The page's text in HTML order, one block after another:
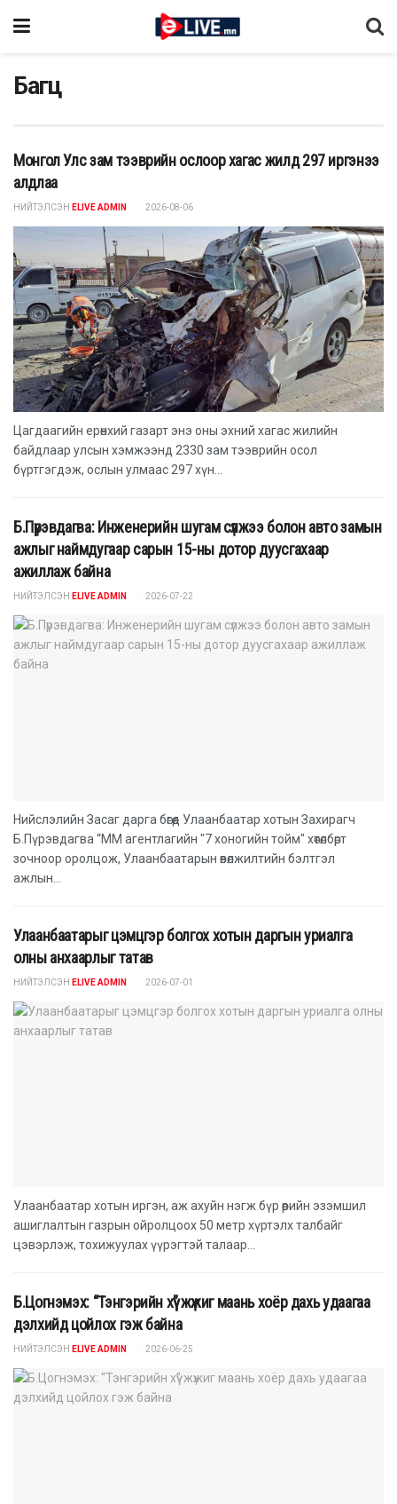
Багц
Монгол Улс зам тээврийн ослоор хагас жилд 297 иргэнээ
алдлаа
НИЙТЭЛСЭН ELIVE ADMIN 2026-08-06
Цагдаагийн ерөнхий газарт энэ оны эхний хагас жилийн
байдлаар улсын хэмжээнд 2330 зам тээврийн осол
бүртгэгдэж, ослын улмаас 297 хүн...
Б.Пүрэвдагва: Инженерийн шугам сүлжээ болон авто замын
ажлыг наймдугаар сарын 15-ны дотор дуусгахаар
ажиллаж байна
НИЙТЭЛСЭН ELIVE ADMIN 2026-07-22
Нийслэлийн Засаг дарга бөгөөд Улаанбаатар хотын Захирагч
Б.Пүрэвдагва “ММ агентлагийн "7 хоногийн тойм" хөтөлбөрт
зочноор оролцож, Улаанбаатарын өвөлжилтийн бэлтгэл
ажлын...
Улаанбаатарыг цэмцгэр болгох хотын даргын уриалга
олны анхаарлыг татав
НИЙТЭЛСЭН ELIVE ADMIN 2026-07-01
Улаанбаатар хотын иргэн, аж ахуйн нэгж бүр өөрийн эзэмшил
ашиглалтын газрын ойролцоох 50 метр хүртэлх талбайг
цэвэрлэж, тохижуулах үүрэгтэй талаар...
Б.Цогнэмэх: “Тэнгэрийн хүү” жүжиг маань хоёр дахь удаагаа
дэлхийд цойлох гэж байна
НИЙТЭЛСЭН ELIVE ADMIN 2026-06-25